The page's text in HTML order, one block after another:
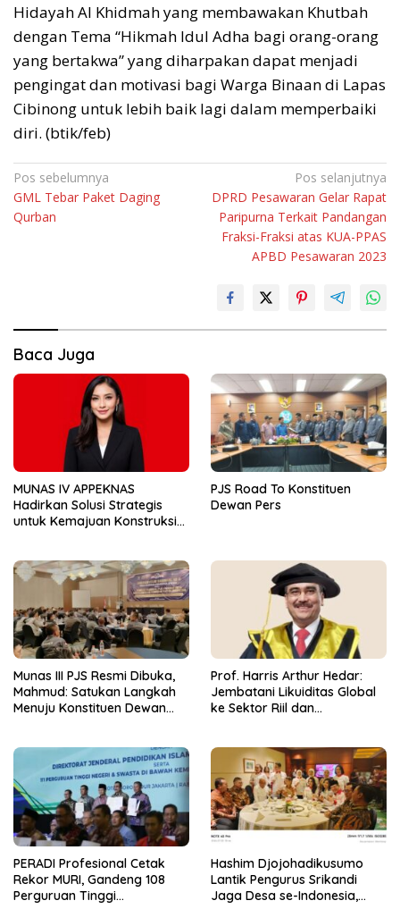
Hidayah Al Khidmah yang membawakan Khutbah
dengan Tema “Hikmah Idul Adha bagi orang-orang
yang bertakwa” yang diharpakan dapat menjadi
pengingat dan motivasi bagi Warga Binaan di Lapas
Cibinong untuk lebih baik lagi dalam memperbaiki
diri. (btik/feb)
Navigasi
pos
Pos sebelumnya
GML Tebar Paket Daging
Qurban
Pos selanjutnya
DPRD Pesawaran Gelar Rapat
Paripurna Terkait Pandangan
Fraksi-Fraksi atas KUA-PPAS
APBD Pesawaran 2023
Baca Juga
MUNAS IV APPEKNAS
Hadirkan Solusi Strategis
untuk Kemajuan Konstruksi
PJS Road To Konstituen
Dewan Pers
Munas III PJS Resmi Dibuka,
Mahmud: Satukan Langkah
Menuju Konstituen Dewan
Prof. Harris Arthur Hedar:
Jembatani Likuiditas Global
ke Sektor Riil dan
PFII
PERADI Profesional Cetak
Rekor MURI, Gandeng 108
Perguruan Tinggi
Hashim Djojohadikusumo
Lantik Pengurus Srikandi
Jaga Desa se-Indonesia,